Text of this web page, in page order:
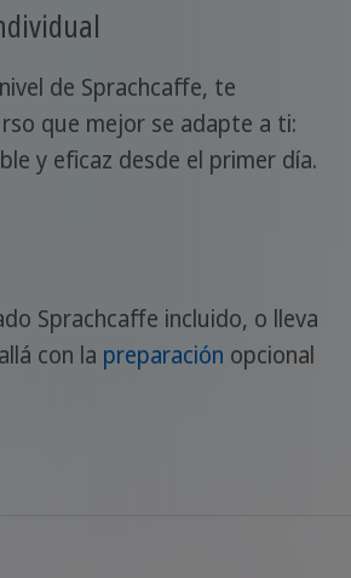
de Sprachcaffe, te
que mejor se adapte a ti:
y eficaz desde el primer día.
Sprachcaffe incluido, o lleva
con la preparación opcional